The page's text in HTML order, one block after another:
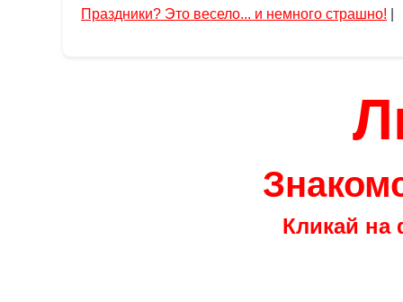
Праздники? Это весело... и немного страшно!
Кликай на